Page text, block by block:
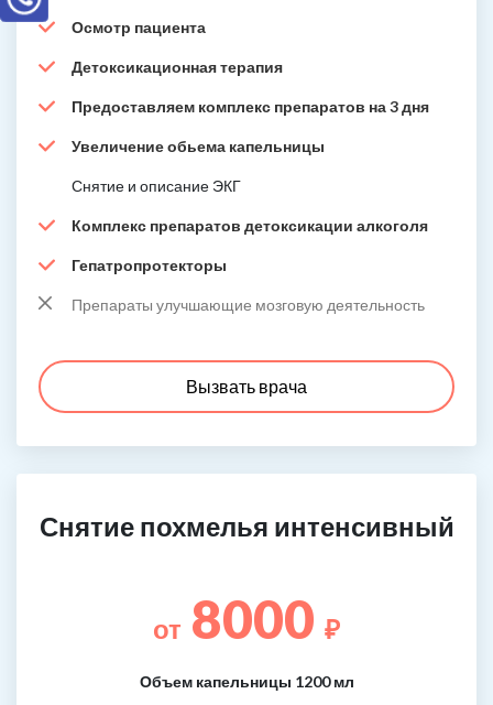
Осмотр пациента
Детоксикационная терапия
Предоставляем комплекс препаратов на 3 дня
Увеличение обьема капельницы
Снятие и описание ЭКГ
Комплекс препаратов детоксикации алкоголя
Гепатропротекторы
Препараты улучшающие мозговую деятельность
Вызвать врача
Снятие похмелья интенсивный
от 8000 ₽
Объем капельницы 1200 мл